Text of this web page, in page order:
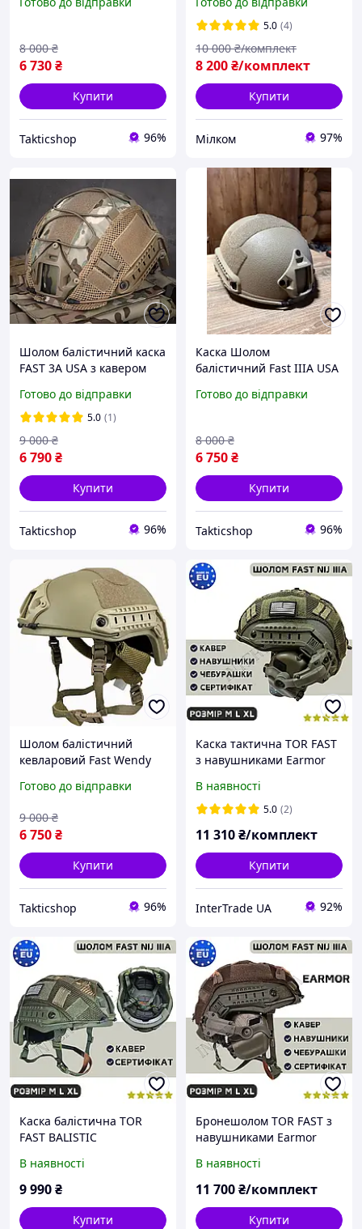
6 730₴
8 000 ₴
Купити
Takticshop 96%
койот, олива
5.0 (4)
8 200₴/комплект
10 000 ₴/комплект
Купити
Мілком 97%
Шолом балістичний каска
FAST 3A USA з кавером
Готово до відправки
5.0 (1)
6 790₴
9 000 ₴
Купити
Takticshop 96%
Каска Шолом
балістичний Fast IIIA USA
L M
Готово до відправки
6 750₴
8 000 ₴
Купити
Takticshop 96%
Шолом балістичний
кевларовий Fast Wendy
Wendy койот олива М L
Готово до відправки
6 750₴
9 000 ₴
Купити
Takticshop 96%
Каска тактична TOR FAST
з навушниками Earmor
бронешолом Тактичний
шолом
В наявності
5.0 (2)
11 310₴/комплект
Купити
InterTrade UA 92%
Каска балістична TOR
FAST BALISTIC
Бронешолом
Куленепробивний шолом
В наявності
9 990₴
Купити
Бронешолом TOR FAST з
навушниками Earmor
Тактичний шолом
Військовий шолом
В наявності
11 700₴/комплект
Купити